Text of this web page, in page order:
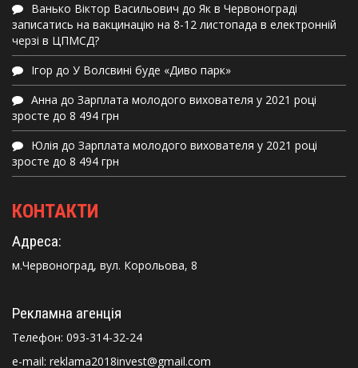
Ванько Віктор Васильович до Як в Червонограді
записатись на вакцинацію на 8-12 листопада в електронній
черзі в ЦПМСД?
Ігор до У Волсвині буде «Диво парк»
Анна до Зарплата молодого вихователя у 2021 році
зросте до 8 494 грн
Юлія до Зарплата молодого вихователя у 2021 році
зросте до 8 494 грн
КОНТАКТИ
Адреса:
м.Червоноград, вул. Корольова, 8
Рекламна агенція
Телефон: 093-314-32-24
e-mail: reklama2018invest@gmail.com